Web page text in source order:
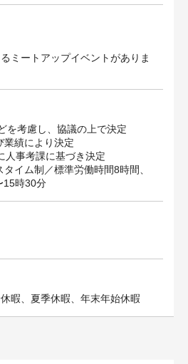
ミートアップイベントがありま
を考慮し、協議の上で決定
業績により決定
人事考課に基づき決定
イム制／標準労働時間8時間、
15時30分
暇、夏季休暇、年末年始休暇